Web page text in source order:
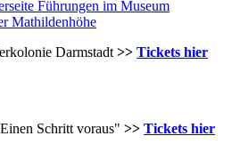
Darmstadt >> Tickets hier
Schritt voraus" >> Tickets hier